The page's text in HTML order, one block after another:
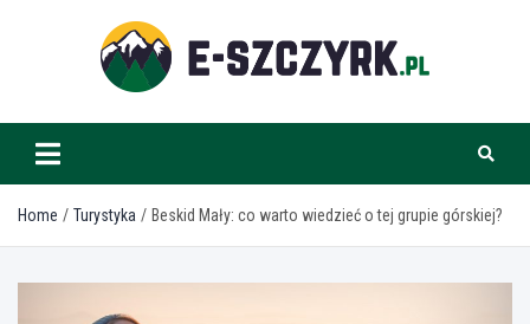
e-szczyrk.pl
Home Turystyka Beskid Mały: co warto wiedzieć o tej grupie górskiej?